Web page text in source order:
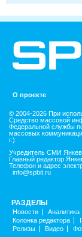
О проекте
© 2004-2026 При
Средство массовой
Федеральной службы
массовых
г.).
Учредитель СМИ
Главный редактор
Телефон и адрес
info@spbit.ru
РАЗДЕЛЫ
Новости Аналитика
Колонка редактора
Релизы
Видео